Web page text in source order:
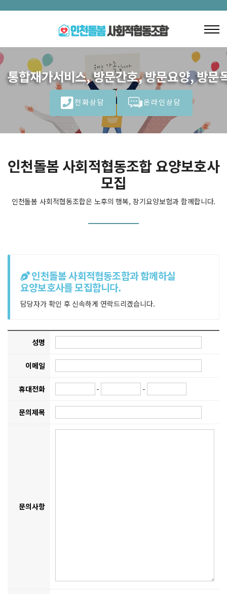
통합재가서비스, 방문간호, 방문요양, 방문
전화상담 온라인상담
인천돌봄 사회적협동조합 요양보호사
모집
인천돌봄 사회적협동조합은 노후의 행복, 장기요양보험과 함께합니다.
인천돌봄 사회적협동조합과 함께하실
요양보호사를 모집합니다.
담당자가 확인 후 신속하게 연락드리겠습니다.
성명
이메일
휴대전화 - -
문의제목
문의사항